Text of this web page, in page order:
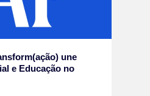
une
e Educação no